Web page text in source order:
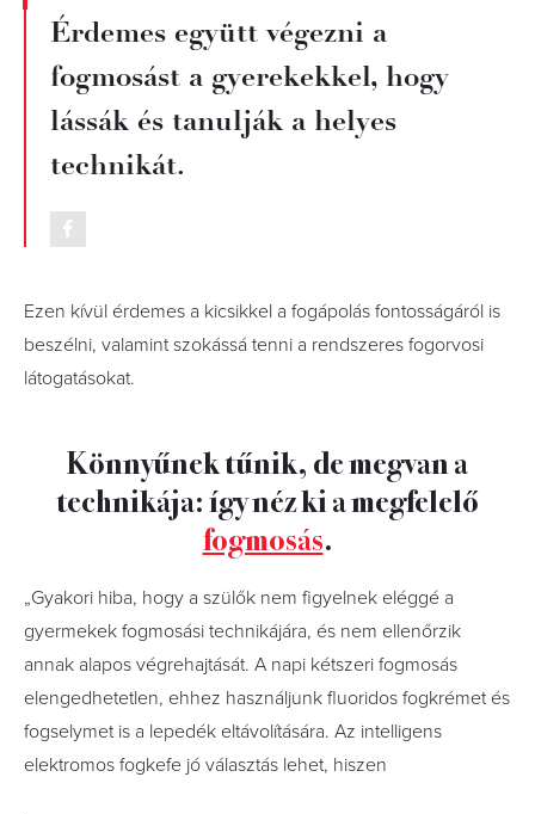
Érdemes együtt végezni a
fogmosást a gyerekekkel, hogy
lássák és tanulják a helyes
technikát.
Ezen kívül érdemes a kicsikkel a fogápolás fontosságáról is
beszélni, valamint szokássá tenni a rendszeres fogorvosi
látogatásokat.
Könnyűnek tűnik, de megvan a
technikája: így néz ki a megfelelő
fogmosás.
„Gyakori hiba, hogy a szülők nem figyelnek eléggé a
gyermekek fogmosási technikájára, és nem ellenőrzik
annak alapos végrehajtását. A napi kétszeri fogmosás
elengedhetetlen, ehhez használjunk fluoridos fogkrémet és
fogselymet is a lepedék eltávolítására. Az intelligens
elektromos fogkefe jó választás lehet, hiszen